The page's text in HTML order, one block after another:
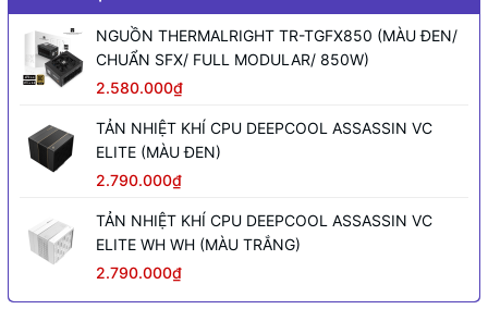
NGUỒN THERMALRIGHT TR-TGFX850 (MÀU ĐEN/
CHUẨN SFX/ FULL MODULAR/ 850W)
2.580.000₫
TẢN NHIỆT KHÍ CPU DEEPCOOL ASSASSIN VC
ELITE (MÀU ĐEN)
2.790.000₫
TẢN NHIỆT KHÍ CPU DEEPCOOL ASSASSIN VC
ELITE WH WH (MÀU TRẮNG)
2.790.000₫